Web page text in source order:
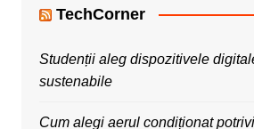
TechCorner
Studenții aleg dispozitivele
sustenabile
Cum alegi aerul condiționat